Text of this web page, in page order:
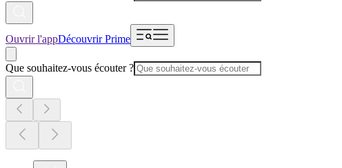
Ouvrir l'appDécouvrir Prime
Que souhaitez-vous écouter ?